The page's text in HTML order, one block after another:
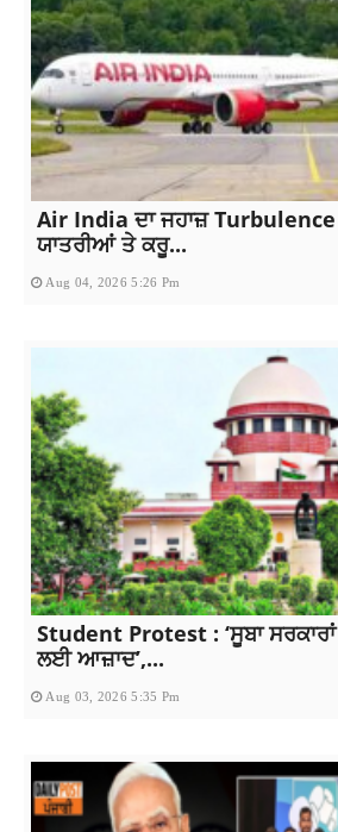
Air India ਦਾ ਜਹਾਜ਼ Turbulence
ਯਾਤਰੀਆਂ ਤੇ ਕਰੂ...
Aug 04, 2026 5:26 Pm
Student Protest : ‘ਸੂਬਾ
ਲਈ ਆਜ਼ਾਦ’,...
Aug 03, 2026 5:35 Pm